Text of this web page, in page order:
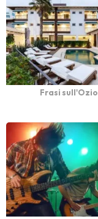
Frasi sull'Ozio